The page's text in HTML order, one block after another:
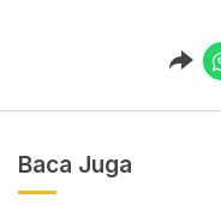
Baca Juga